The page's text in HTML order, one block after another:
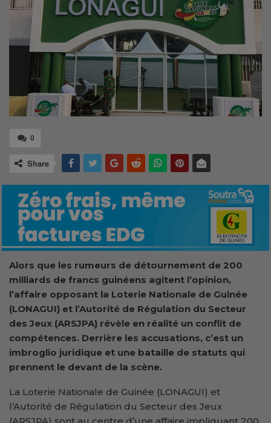
0
Share
Alors que les rumeurs de détournement de 200
milliards de francs guinéens agitent l’opinion,
l’affaire opposant la Loterie Nationale de Guinée
(LONAGUI) et l’Autorité de Régulation du Secteur
des Jeux (ARSJPA) révèle en réalité un conflit de
compétences. Derrière les accusations, c’est un
imbroglio juridique et une bataille de statuts qui
prennent le devant de la scène.
La Loterie Nationale de Guinée (LONAGUI) et
l’Autorité de Régulation du Secteur des Jeux